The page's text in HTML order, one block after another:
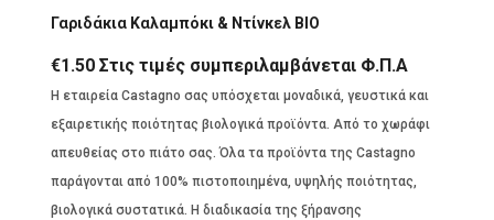
Γαριδάκια Καλαμπόκι & Ντίνκελ BIO
€1.50 Στις τιμές συμπεριλαμβάνεται Φ.Π.Α
Η εταιρεία Castagno σας υπόσχεται μοναδικά, γευστικά και
εξαιρετικής ποιότητας βιολογικά προϊόντα. Από το χωράφι
απευθείας στο πιάτο σας. Όλα τα προϊόντα της Castagno
παράγονται από 100% πιστοποιημένα, υψηλής ποιότητας,
βιολογικά συστατικά. Η διαδικασία της ξήρανσης